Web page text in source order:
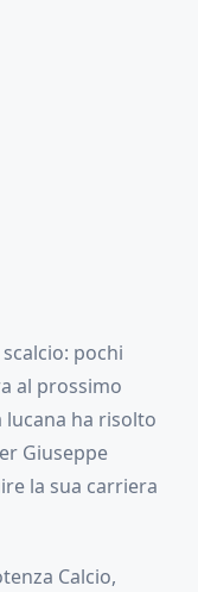
pochi
al prossimo
lucana ha risolto
Giuseppe
la sua carriera
Calcio,